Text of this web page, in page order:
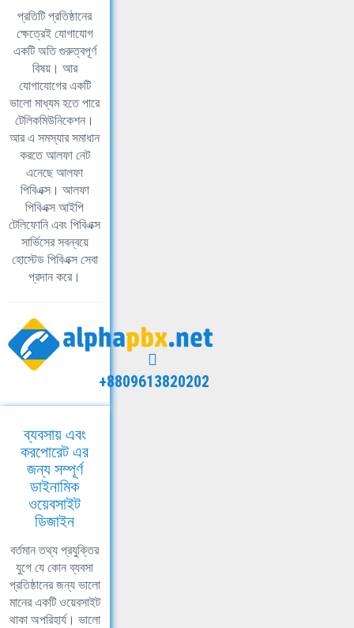
প্রতিটি প্রতিষ্ঠানের
ক্ষেত্রেই যোগাযোগ
একটি অতি গুরুত্বপূর্ণ
বিষয়। আর
যোগাযোগের একটি
ভালো মাধ্যম হতে পারে
টেলিকমিউনিকেশন।
আর এ সমস্যার সমাধান
করতে আলফা নেট
এনেছে আলফা
পিবিএক্স। আলফা
পিবিএক্স আইপি
টেলিফোনি এবং পিবিএক্স
সার্ভিসের সবন্বয়ে
হোস্টেড পিবিএক্স সেবা
প্রদান করে।
+8809613820202
ব্যবসায় এবং
করপোরেট এর
জন্য সম্পূর্ণ
ডাইনামিক
ওয়েবসাইট
ডিজাইন
বর্তমান তথ্য প্রযুক্তির
যুগে যে কোন ব্যবসা
প্রতিষ্ঠানের জন্য ভালো
মানের একটি ওয়েবসাইট
থাকা অপরিহার্য। ভালো